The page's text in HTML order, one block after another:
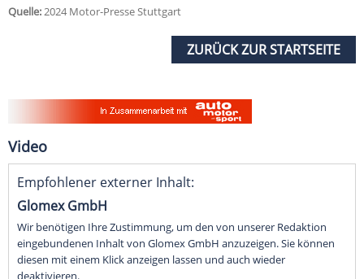
Quelle:2024 Motor-Presse Stuttgart
ZURÜCK ZUR STARTSEITE
Video
Empfohlener externer Inhalt:
Glomex GmbH
Wir benötigen Ihre Zustimmung, um den von unserer Redaktion
eingebundenen Inhalt von Glomex GmbH anzuzeigen. Sie können
diesen mit einem Klick anzeigen lassen und auch wieder
deaktivieren.